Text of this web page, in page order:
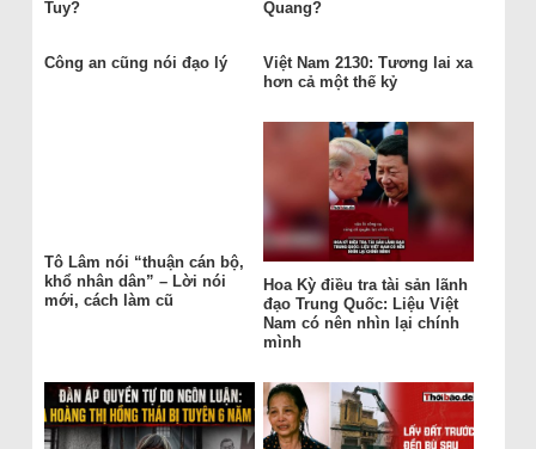
Tuy? Quang?
Công an cũng nói đạo lý
Việt Nam 2130: Tương lai xa
hơn cả một thế kỷ
Tô Lâm nói “thuận cán bộ,
khổ nhân dân” – Lời nói
mới, cách làm cũ
Hoa Kỳ điều tra tài sản lãnh
đạo Trung Quốc: Liệu Việt
Nam có nên nhìn lại chính
mình